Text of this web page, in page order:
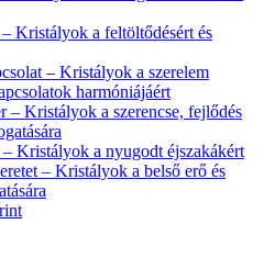
Kristályok a feltöltődésért és
– Kristályok a szerelem
harmóniájáért
– Kristályok a szerencse, fejlődés
Kristályok a nyugodt éjszakákért
– Kristályok a belső erő és